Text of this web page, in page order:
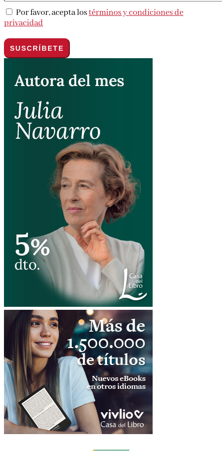
Por favor, acepta lostérminos y condiciones de
privacidad